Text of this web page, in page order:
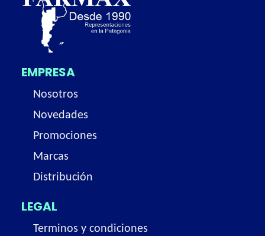
EMPRESA
Nosotros
Novedades
Promociones
Marcas
Distribución
LEGAL
Terminos y condiciones